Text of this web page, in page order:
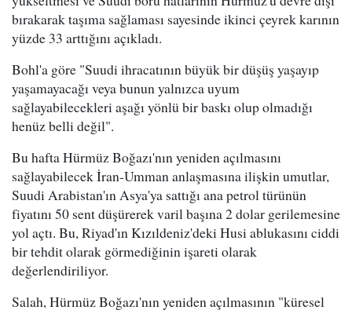
bırakarak taşıma sağlaması sayesinde ikinci çeyrek karının
yüzde 33 arttığını açıkladı.
Bohl'a göre "Suudi ihracatının büyük bir düşüş yaşayıp
yaşamayacağı veya bunun yalnızca uyum
sağlayabilecekleri aşağı yönlü bir baskı olup olmadığı
henüz belli değil".
Bu hafta Hürmüz Boğazı'nın yeniden açılmasını
sağlayabilecek İran-Umman anlaşmasına ilişkin umutlar,
Suudi Arabistan'ın Asya'ya sattığı ana petrol türünün
fiyatını 50 sent düşürerek varil başına 2 dolar gerilemesine
yol açtı. Bu, Riyad'ın Kızıldeniz'deki Husi ablukasını ciddi
bir tehdit olarak görmediğinin işareti olarak
değerlendiriliyor.
Salah, Hürmüz Boğazı'nın yeniden açılmasının "küresel